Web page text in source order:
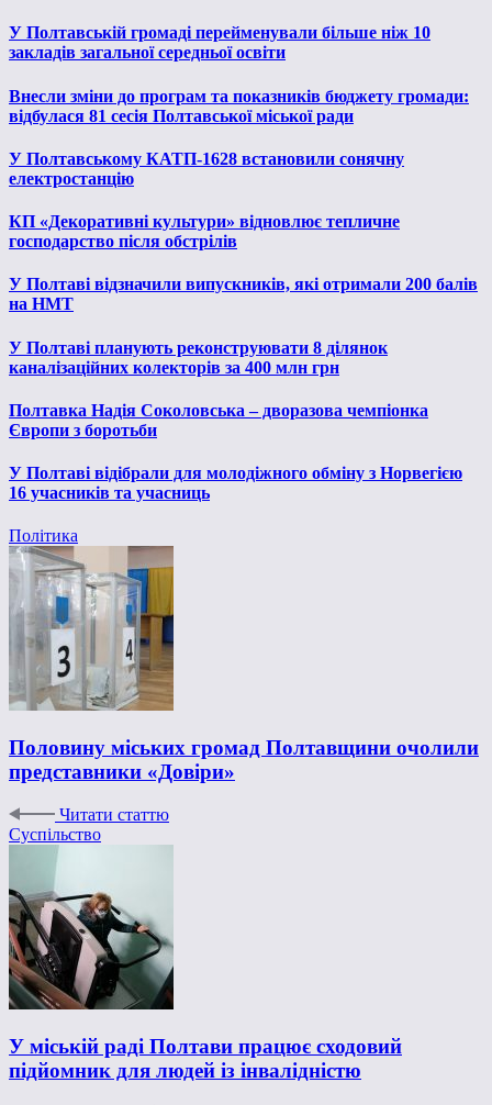
У Полтавській громаді перейменували більше ніж 10
закладів загальної середньої освіти
Внесли зміни до програм та показників бюджету громади:
відбулася 81 сесія Полтавської міської ради
У Полтавському КАТП-1628 встановили сонячну
електростанцію
КП «Декоративні культури» відновлює тепличне
господарство після обстрілів
У Полтаві відзначили випускників, які отримали 200 балів
на НМТ
У Полтаві планують реконструювати 8 ділянок
каналізаційних колекторів за 400 млн грн
Полтавка Надія Соколовська – дворазова чемпіонка
Європи з боротьби
У Полтаві відібрали для молодіжного обміну з Норвегією
16 учасників та учасниць
Політика
Половину міських громад Полтавщини очолили
представники «Довіри»
Читати статтю
Суспільство
У міській раді Полтави працює сходовий
підйомник для людей із інвалідністю